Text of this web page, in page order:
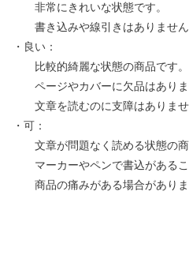
非常にきれいな状態です。
書き込みや線引きはありません
・良い：
比較的綺麗な状態の商品です。
ページやカバーに欠品はありま
文章を読むのに支障はありませ
・可：
文章が問題なく読める状態の商
マーカーやペンで書込があるこ
商品の痛みがある場合がありま